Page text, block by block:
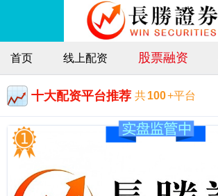
首页 线上配资 股票融资
十大配资平台推荐 共100+平台